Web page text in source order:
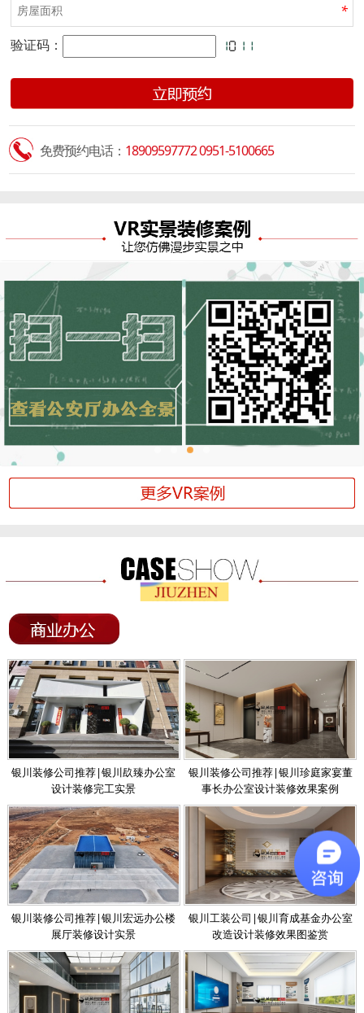
*
验证码：
免费预约电话： 18909597772 0951-5100665
银川装修公司推荐|银川镹臻办公室
设计装修完工实景
银川装修公司推荐|银川珍庭家宴董
事长办公室设计装修效果案例
银川装修公司推荐|银川宏远办公楼
展厅装修设计实景
银川工装公司|银川育成基金办公室
改造设计装修效果图鉴赏